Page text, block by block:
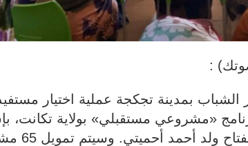
:
الشباب بمدينة تجكجة عملية اختيار
«مشروعي مستقبلي» بولاية تكانت،
المساعد